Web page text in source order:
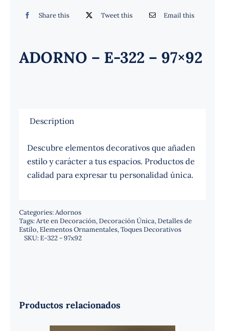
Share this Tweet this Email this
ADORNO – E-322 – 97×92
Description
Descubre elementos decorativos que añaden
estilo y carácter a tus espacios. Productos de
calidad para expresar tu personalidad única.
Categories:Adornos
Tags:Arte en Decoración,Decoración Única,Detalles de
Estilo,Elementos Ornamentales,Toques Decorativos
SKU:E-322 - 97x92
Productos relacionados